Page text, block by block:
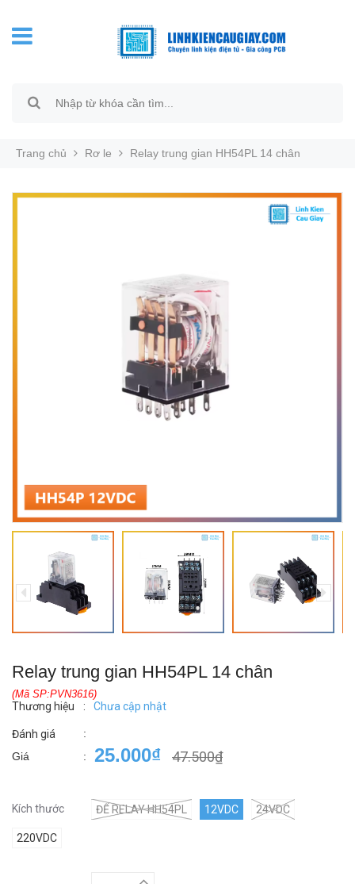
Trang chủ Rơ le Relay trung gian HH54PL 14 chân
Relay trung gian HH54PL 14 chân
(Mã SP:PVN3616)
Thương hiệu : Chưa cập nhật
Đánh giá
:
Giá
: 25.000₫ 47.500₫
Kích thước ĐẾ RELAY HH54PL 12VDC 24VDC
220VDC